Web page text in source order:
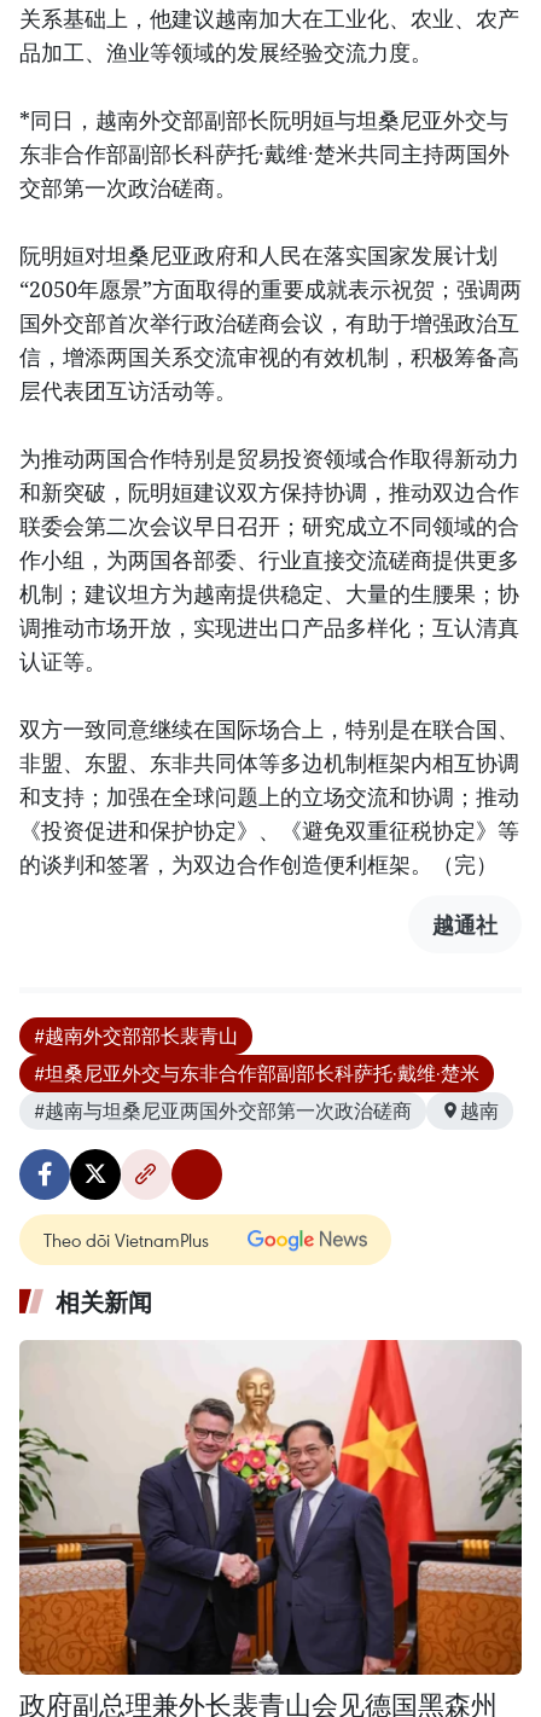
关系基础上，他建议越南加大在工业化、农业、农产
品加工、渔业等领域的发展经验交流力度。
*同日，越南外交部副部长阮明姮与坦桑尼亚外交与
东非合作部副部长科萨托·戴维·楚米共同主持两国外
交部第一次政治磋商。
阮明姮对坦桑尼亚政府和人民在落实国家发展计划
“2050年愿景”方面取得的重要成就表示祝贺；强调两
国外交部首次举行政治磋商会议，有助于增强政治互
信，增添两国关系交流审视的有效机制，积极筹备高
层代表团互访活动等。
为推动两国合作特别是贸易投资领域合作取得新动力
和新突破，阮明姮建议双方保持协调，推动双边合作
联委会第二次会议早日召开；研究成立不同领域的合
作小组，为两国各部委、行业直接交流磋商提供更多
机制；建议坦方为越南提供稳定、大量的生腰果；协
调推动市场开放，实现进出口产品多样化；互认清真
认证等。
双方一致同意继续在国际场合上，特别是在联合国、
非盟、东盟、东非共同体等多边机制框架内相互协调
和支持；加强在全球问题上的立场交流和协调；推动
《投资促进和保护协定》、《避免双重征税协定》等
的谈判和签署，为双边合作创造便利框架。（完）
越通社
#越南外交部部长裴青山
#坦桑尼亚外交与东非合作部副部长科萨托·戴维·楚米
#越南与坦桑尼亚两国外交部第一次政治磋商
越南
Theo dõi VietnamPlus
相关新闻
政府副总理兼外长裴青山会见德国黑森州